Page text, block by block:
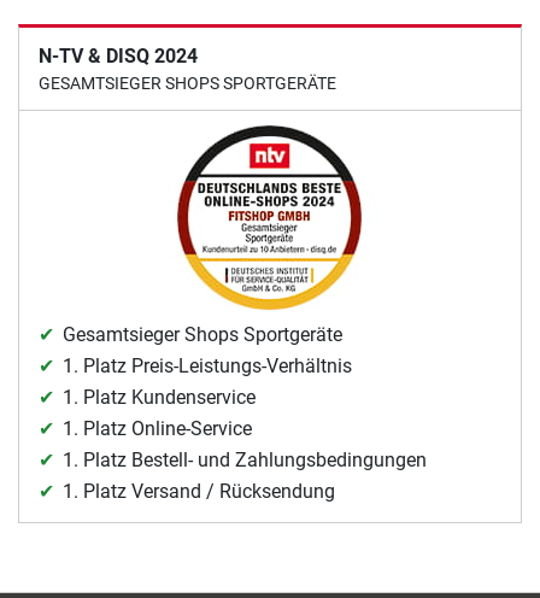
N-TV & DISQ 2024
GESAMTSIEGER SHOPS SPORTGERÄTE
Gesamtsieger Shops Sportgeräte
1. Platz Preis-Leistungs-Verhältnis
1. Platz Kundenservice
1. Platz Online-Service
1. Platz Bestell- und Zahlungsbedingungen
1. Platz Versand / Rücksendung